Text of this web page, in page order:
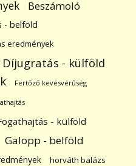
Beszámoló
- belföld
eredmények
Díjugratás - külföld
Fertőző kevésvérűség
- külföld
Galopp - belföld
horváth balázs